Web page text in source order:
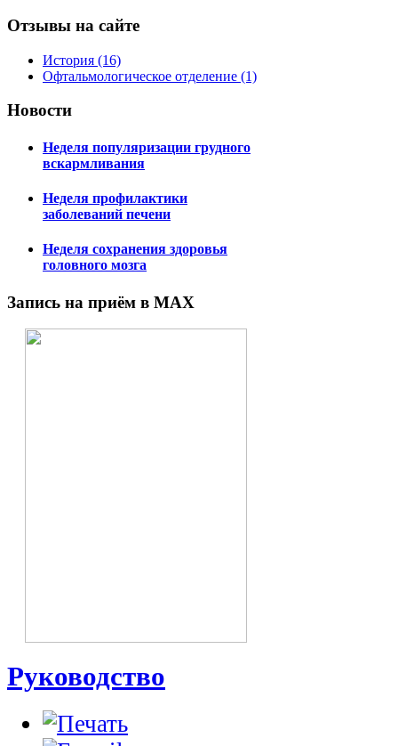
Отзывы на сайте
История (16)
Офтальмологическое отделение (1)
Новости
Неделя популяризации грудного
вскармливания
Неделя профилактики
заболеваний печени
Неделя сохранения здоровья
головного мозга
Запись на приём в MAX
Руководство